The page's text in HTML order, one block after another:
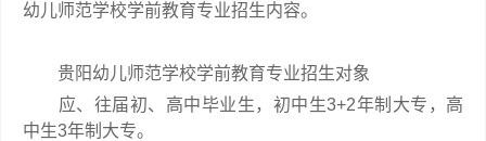
幼儿师范学校学前教育专业招生内容。
贵阳幼儿师范学校学前教育专业招生对象
应、往届初、高中毕业生，初中生3+2年制大专，高
中生3年制大专。